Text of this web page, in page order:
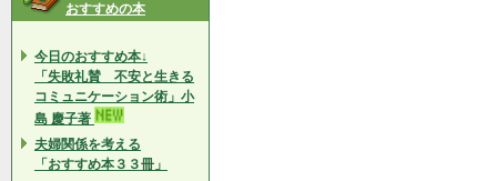
おすすめの本
今日のおすすめ本↓
「失敗礼賛 不安と生きる
コミュニケーション術」小
島 慶子著
夫婦関係を考える
「おすすめ本３３冊」